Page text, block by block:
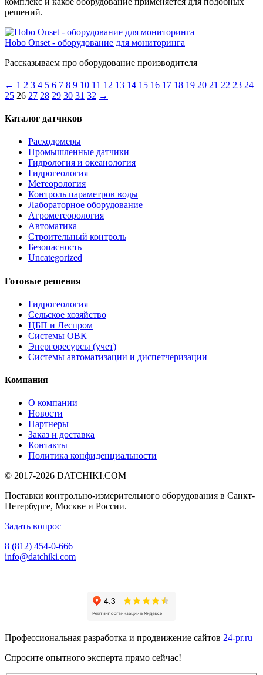
решений.
Hobo Onset - оборудование для мониторинга
Рассказываем про оборудование производителя
← 1 2 3 4 5 6 7 8 9 10 11 12 13 14 15 16 17 18 19 20 21 22 23 24
25 26 27 28 29 30 31 32 →
Каталог датчиков
Расходомеры
Промышленные датчики
Гидрология и океанология
Гидрогеология
Метеорология
Контроль параметров воды
Лабораторное оборудование
Агрометеорология
Автоматика
Строительный контроль
Безопасность
Uncategorized
Готовые решения
Гидрогеология
Сельское хозяйство
ЦБП и Леспром
Системы ОВК
Энергоресурсы (учет)
Системы автоматизации и диспетчеризации
Компания
О компании
Новости
Партнеры
Заказ и доставка
Контакты
Политика конфиденциальности
© 2017-2026 DATCHIKI.COM
Поставки контрольно-измерительного оборудования в Санкт-
Петербурге, Москве и России.
Задать вопрос
8 (812) 454-0-666
info@datchiki.com
Профессиональная разработка и продвижение сайтов 24-pr.ru
Спросите опытного эксперта прямо сейчас!